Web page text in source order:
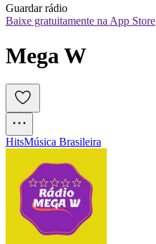
Guardar rádio
Baixe gratuitamente na App Store
Mega W
HitsMúsica Brasileira